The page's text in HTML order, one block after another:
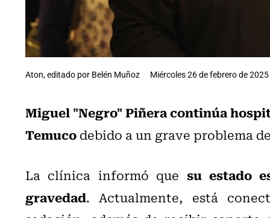
Aton, editado por Belén Muñoz Miércoles 26 de febrero de
Miguel "Negro" Piñera continúa
Temucodebido a un grave problema
La clínica informó que su estado
gravedad. Actualmente, está